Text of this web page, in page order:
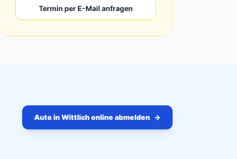
Termin per E-Mail anfragen
Auto in Wittlich online abmelden →